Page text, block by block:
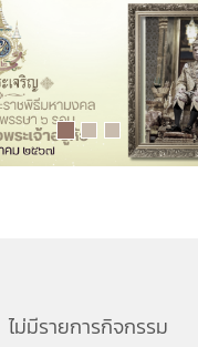
ไม่มีรายการกิจกรรม